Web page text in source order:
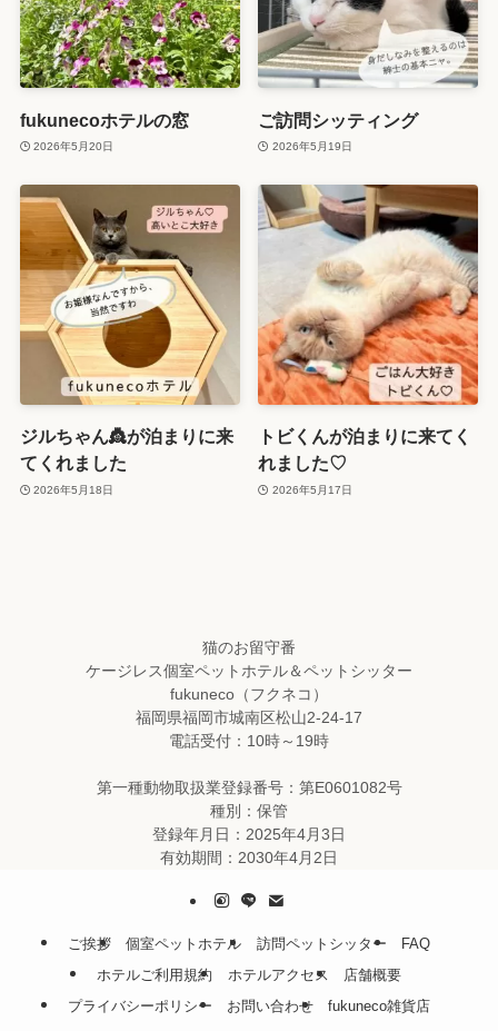
fukunecoホテルの窓
2026年5月20日
ご訪問シッティング
2026年5月19日
ジルちゃん👸が泊まりに来
てくれました
2026年5月18日
トビくんが泊まりに来てく
れました♡
2026年5月17日
猫のお留守番
ケージレス個室ペットホテル＆ペットシッター
fukuneco（フクネコ）
福岡県福岡市城南区松山2-24-17
電話受付：10時～19時
第一種動物取扱業登録番号：第E0601082号
種別：保管
登録年月日：2025年4月3日
有効期間：2030年4月2日
ご挨拶 個室ペットホテル 訪問ペットシッター
FAQ
ホテルご利用規約
ホテルアクセス
店舗概要
プライバシーポリシー
お問い合わせ fukuneco雑貨店